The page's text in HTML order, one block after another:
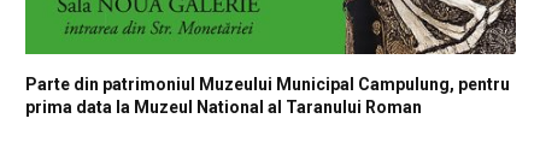
Parte din patrimoniul Muzeului Municipal Campulung, pentru
prima data la Muzeul National al Taranului Roman